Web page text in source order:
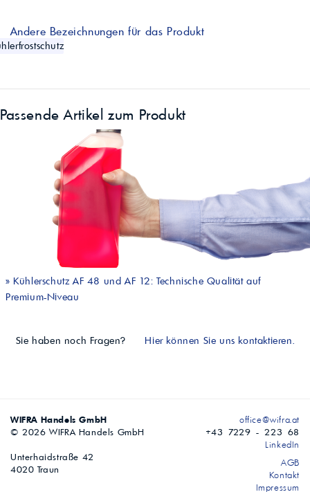
Andere Bezeichnungen für das Produkt
Passende Artikel zum Produkt
» Kühlerschutz AF 48 und AF 12: Technische Qualität auf
Premium-Niveau
Sie haben noch Fragen? Hier können Sie uns kontaktieren.
WIFRA Handels GmbH
© 2026 WIFRA Handels GmbH
Unterhaidstraße 42
4020 Traun
office@wifra.at
+43 7229 - 223 68
LinkedIn
AGB
Kontakt
Impressum